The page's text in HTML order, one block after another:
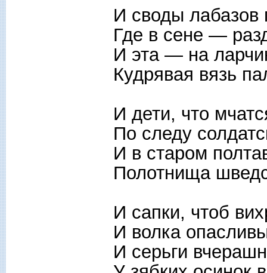
И своды лабазов
Где в сене —
И эта — на
Кудрявая вязь
И дети, что
По следу
И в старом
Полотнища
И сапки, чтоб
И волка
И серьги